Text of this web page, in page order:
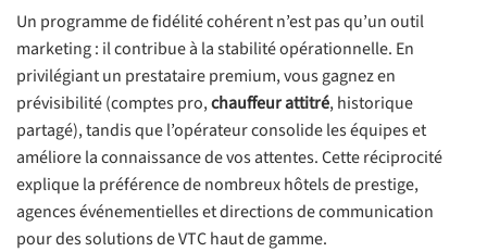
Un programme de fidélité cohérent n’est pas qu’un outil
marketing : il contribue à la stabilité opérationnelle. En
privilégiant un prestataire premium, vous gagnez en
prévisibilité (comptes pro,chauffeur attitré, historique
partagé), tandis que l’opérateur consolide les équipes et
améliore la connaissance de vos attentes. Cette réciprocité
explique la préférence de nombreux hôtels de prestige,
agences événementielles et directions de communication
pour des solutions de VTC haut de gamme.